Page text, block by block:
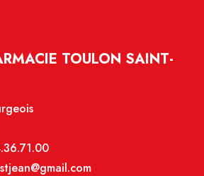
TOULON SAINT-